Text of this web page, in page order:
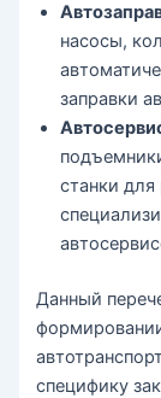
насосы,
заправки
станки
Данный
специфику